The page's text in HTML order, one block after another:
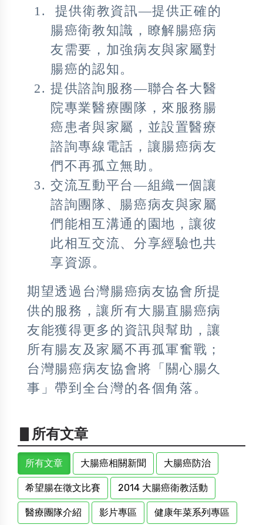
提供衛教資訊—提供正確的
腸癌衛教知識，瞭解腸癌病
友需要，加強病友與家屬對
腸癌的認知。
提供諮詢服務—聯合各大醫
院專業醫療團隊，來服務腸
癌患者與家屬，並設置醫療
諮詢專線電話，讓腸癌病友
們不再孤立無助。
交流互動平台—組織一個讓
諮詢團隊、腸癌病友與家屬
們能相互溝通的園地，讓彼
此相互交流、分享經驗也共
享資源。
期望透過台灣腸癌病友協會所提
供的服務，讓所有大腸直腸癌病
友能獲得更多的資訊與幫助，讓
所有腸友及家屬不再孤軍奮戰；
台灣腸癌病友協會將「關心腸久
事」帶到全台灣的各個角落。
▋所有文章
所有文章 大腸癌相關新聞 大腸癌防治
希望腸在徵文比賽 2014 大腸癌衛教活動
醫療團隊介紹 影片專區 健康年菜系列專區